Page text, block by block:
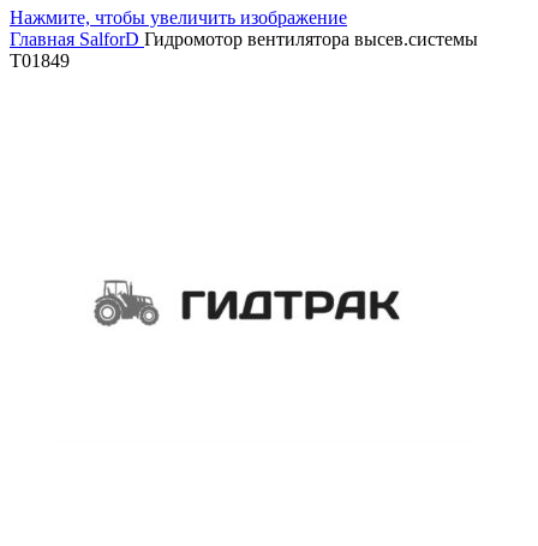
Нажмите, чтобы увеличить изображение
Главная SalforD Гидромотор вентилятора высев.системы
T01849